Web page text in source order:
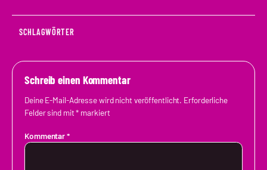
SCHLAGWÖRTER
Schreib einen Kommentar
Deine E-Mail-Adresse wird nicht veröffentlicht. Erforderliche
Felder sind mit* markiert
Kommentar*